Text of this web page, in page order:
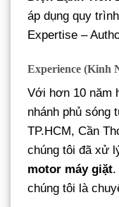
áp dụng quy
Expertise –
Experience (Kinh
Với hơn 10 năm
nhánh phủ sóng
TP.HCM, Cần
chúng tôi đã xử
motor máy giặt.
chúng tôi là